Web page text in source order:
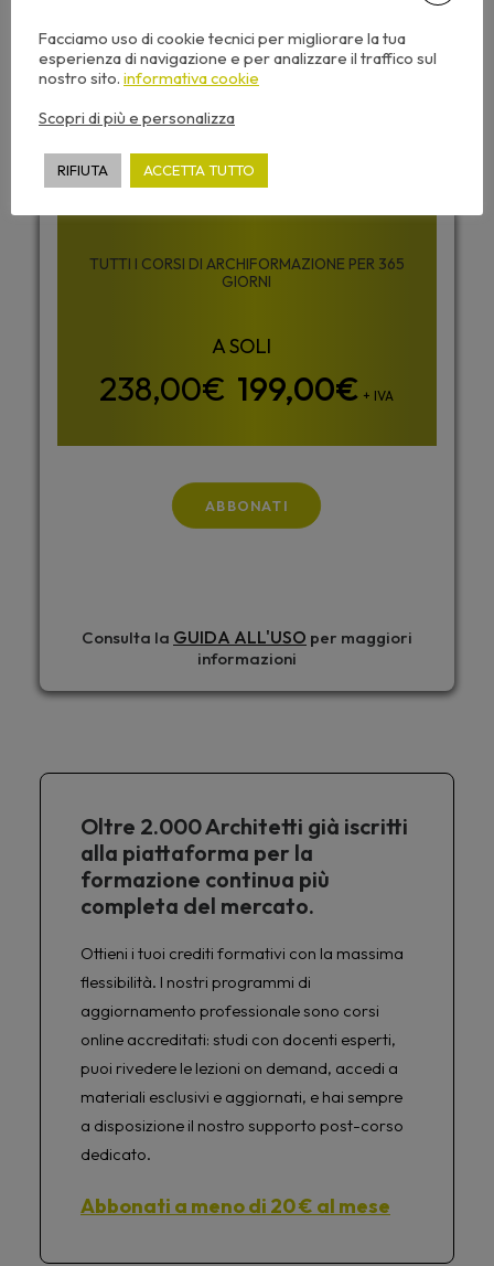
Archiformazione senza limiti ?
ABBONAMENTO
ALL INCLUSIVE
TUTTI I CORSI DI ARCHIFORMAZIONE PER 365
GIORNI
199,00€ + IVA
ABBONATI
Consulta la GUIDA ALL'USO per maggiori
informazioni
Oltre 2.000 Architetti già iscritti
alla piattaforma per la
formazione continua più
completa del mercato.
Ottieni i tuoi crediti formativi con la massima
flessibilità. I nostri programmi di
aggiornamento professionale sono corsi
online accreditati: studi con docenti esperti,
puoi rivedere le lezioni on demand, accedi a
materiali esclusivi e aggiornati, e hai sempre
a disposizione il nostro supporto post-corso
dedicato.
Abbonati a meno di 20 € al mese
Facciamo uso di cookie tecnici per migliorare la tua
esperienza di navigazione e per analizzare il traffico sul
nostro sito. informativa cookie
Scopri di più e personalizza
RIFIUTA ACCETTA TUTTO